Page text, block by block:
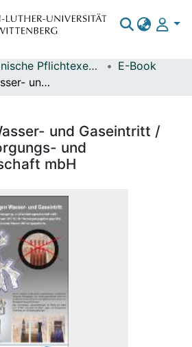
Elektronische Pflichtexemplare
E-Book
Sicher gegen Wasser- und Gaseintritt / Dessauer Versorgungs- und Verkehrsgesellschaft mbH
und Gaseintritt /
und
mbH